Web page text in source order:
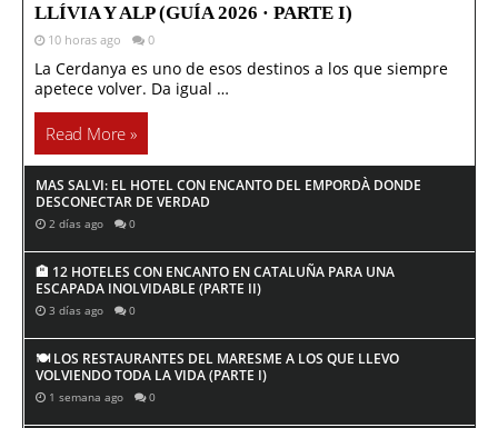
LLÍVIA Y ALP (GUÍA 2026 · PARTE I)
10 horas ago 0
La Cerdanya es uno de esos destinos a los que siempre
apetece volver. Da igual …
Read More »
MAS SALVI: EL HOTEL CON ENCANTO DEL EMPORDÀ DONDE
DESCONECTAR DE VERDAD
2 días ago 0
🏨 12 HOTELES CON ENCANTO EN CATALUÑA PARA UNA
ESCAPADA INOLVIDABLE (PARTE II)
3 días ago 0
🍽️ LOS RESTAURANTES DEL MARESME A LOS QUE LLEVO
VOLVIENDO TODA LA VIDA (PARTE I)
1 semana ago 0